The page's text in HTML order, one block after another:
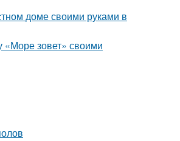
доме своими руками в
«Море зовет» своими